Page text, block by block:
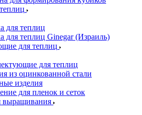
для теплиц
для теплиц Ginegar (Израиль)
для теплиц
для теплиц
из оцинкованной стали
изделия
для пленок и сеток
выращивания